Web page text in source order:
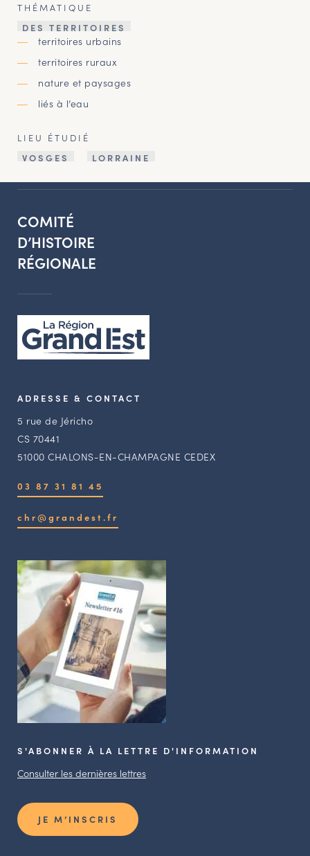
THÉMATIQUE
DES TERRITOIRES
territoires urbains
territoires ruraux
nature et paysages
liés à l’eau
LIEU ÉTUDIÉ
VOSGES
LORRAINE
COMITÉ
D’HISTOIRE
RÉGIONALE
ADRESSE & CONTACT
5 rue de Jéricho
CS 70441
51000 CHALONS-EN-CHAMPAGNE CEDEX
03 87 31 81 45
chr@grandest.fr
S'ABONNER À LA LETTRE D'INFORMATION
Consulter les dernières lettres
JE M’INSCRIS